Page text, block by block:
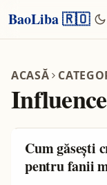
BaoLiba 🇷🇴
ACASĂ
Cum găsești
pentru fanii